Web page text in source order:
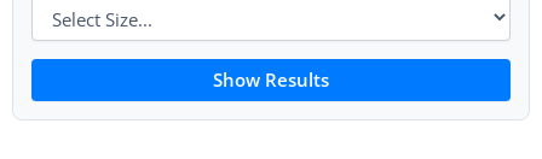
Show Results